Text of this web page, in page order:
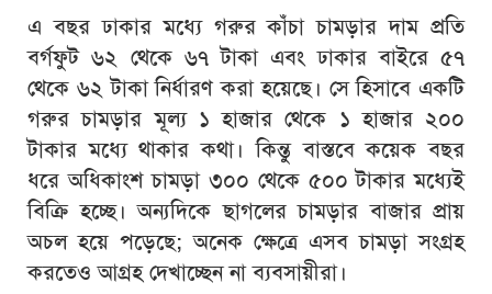
এ বছর ঢাকার মধ্যে গরুর কাঁচা চামড়ার দাম প্রতি
বর্গফুট ৬২ থেকে ৬৭ টাকা এবং ঢাকার বাইরে ৫৭
থেকে ৬২ টাকা নির্ধারণ করা হয়েছে। সে হিসাবে একটি
গরুর চামড়ার মূল্য ১ হাজার থেকে ১ হাজার ২০০
টাকার মধ্যে থাকার কথা। কিন্তু বাস্তবে কয়েক বছর
ধরে অধিকাংশ চামড়া ৩০০ থেকে ৫০০ টাকার মধ্যেই
বিক্রি হচ্ছে। অন্যদিকে ছাগলের চামড়ার বাজার প্রায়
অচল হয়ে পড়েছে; অনেক ক্ষেত্রে এসব চামড়া সংগ্রহ
করতেও আগ্রহ দেখাচ্ছেন না ব্যবসায়ীরা।